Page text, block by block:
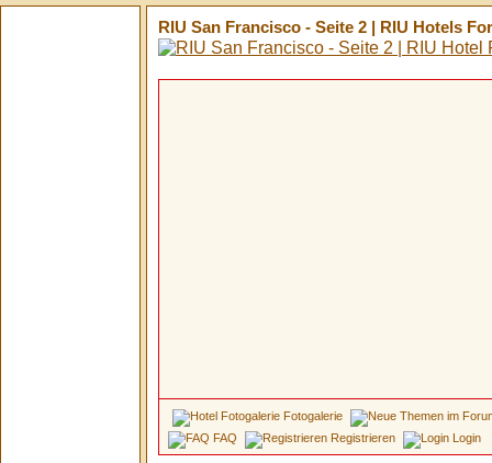
RIU San Francisco - Seite 2 | RIU Hotels
Fotogalerie
FAQ
Registrieren Login